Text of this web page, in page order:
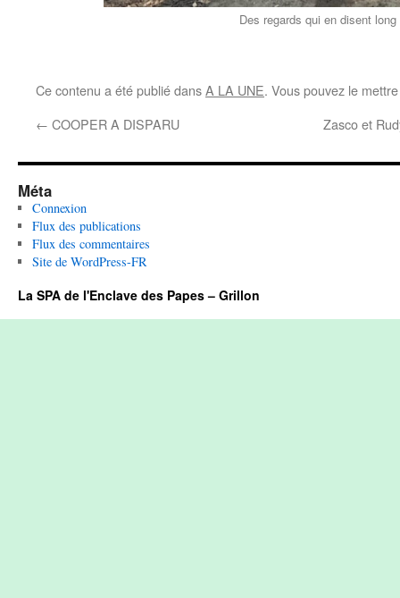
Des regards qui en disent long
Ce contenu a été publié dansA LA UNE. Vous pouvez le
← COOPER A DISPARU Zasco et
Méta
Connexion
Flux des publications
Flux des commentaires
Site de WordPress-FR
La SPA de l'Enclave des Papes – Grillon